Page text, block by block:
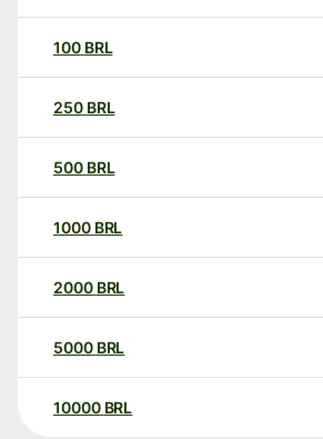
100 BRL
250 BRL
500 BRL
1000 BRL
2000 BRL
5000 BRL
10000 BRL